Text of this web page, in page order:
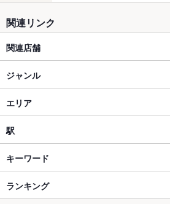
関連リンク
関連店舗
海おやじ
瀬戸内海鮮料理 舟忠
イタリアン ビストロ ヒライ
大衆酒場 カドゲン
酒と料理のなつ
ジャンル
焼肉・ホルモン
焼肉
高松市中心部 × 焼肉・ホルモン
高松市中心部 × 焼肉
エリア
鍛冶屋町
鍛冶屋町 × 焼肉・ホルモン
鍛冶屋町 × 焼肉
駅
片原町駅
瓦町駅
キーワード
からあげ
ランキング